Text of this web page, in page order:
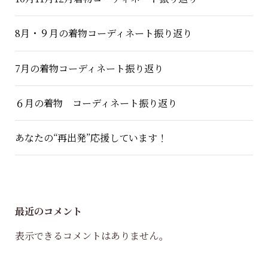
8月・９月の着物コーディネート振り返り
7月の着物コーディネート振り返り
６月の着物 コーディネート振り返り
あなたの“再出発”応援しています！
最近のコメント
表示できるコメントはありません。